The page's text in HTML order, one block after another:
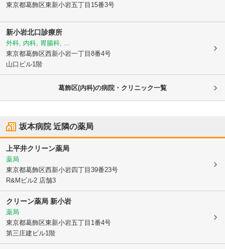
東京都葛飾区東新小岩五丁目15番3号
新小岩北口診療所
外科, 内科, 胃腸科, ...
東京都葛飾区西新小岩一丁目8番4号
山口ビル1階
葛飾区(内科)の病院・クリニック一覧
坂本病院近隣の薬局
上平井クリーン薬局
薬局
東京都葛飾区西新小岩四丁目39番23号
R&Mビル2 店舗3
クリーン薬局 新小岩
薬局
東京都葛飾区東新小岩五丁目1番4号
第三庄建ビル1階